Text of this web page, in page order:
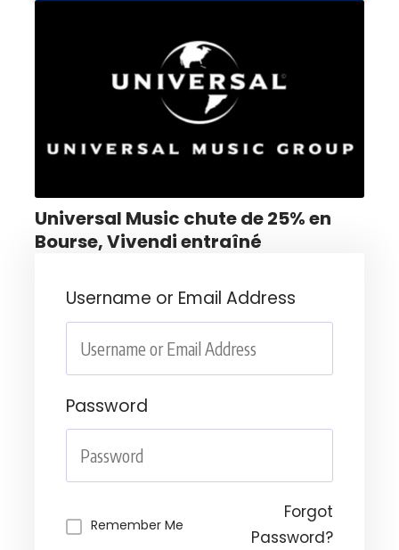
Universal Music chute de 25% en
Bourse, Vivendi entraîné
Username or Email Address
Password
Remember Me
Forgot
Password?